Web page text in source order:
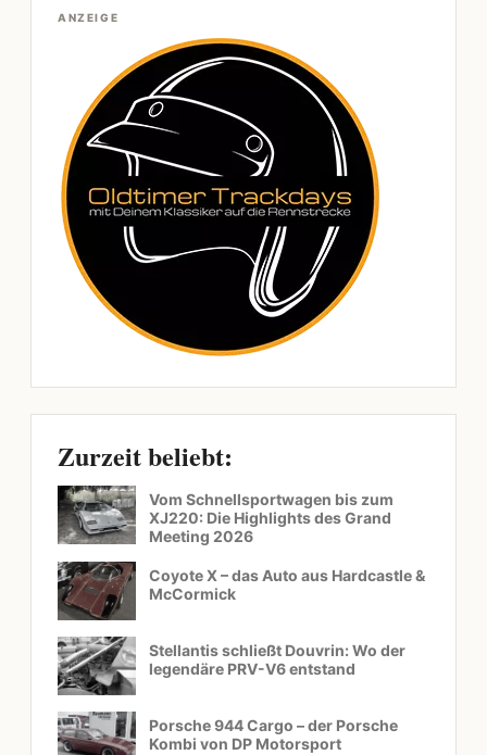
ANZEIGE
Zurzeit beliebt:
Vom Schnellsportwagen bis zum
XJ220: Die Highlights des Grand
Meeting 2026
Coyote X – das Auto aus Hardcastle &
McCormick
Stellantis schließt Douvrin: Wo der
legendäre PRV-V6 entstand
Porsche 944 Cargo – der Porsche
Kombi von DP Motorsport